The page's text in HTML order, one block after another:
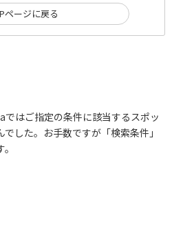
はご指定の条件に該当するスポッ
した。お手数ですが「検索条件」
ページに戻る